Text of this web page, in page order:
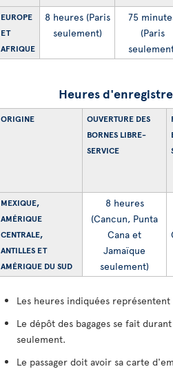
EUROPE
ET
AFRIQUE
8 heures (Paris
seulement)
75
(Paris
Heures
ORIGINE
OUVERTURE DES
BORNES LIBRE-
SERVICE
MEXIQUE,
AMÉRIQUE
CENTRALE,
ANTILLES ET
AMÉRIQUE DU SUD
8 heures
(Cancun, Punta
Cana et
Jamaïque
seulement)
Les heures indiquées
Le dépôt des bagages se fait
seulement.
Le passager doit avoir sa carte